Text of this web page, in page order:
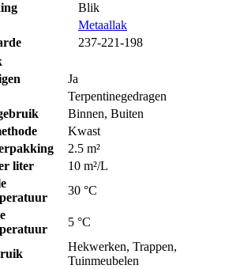
Blik
Metaallak
237-221-198
Ja
Terpentinegedragen
Binnen, Buiten
Kwast
2.5 m²
liter
10 m²/L
30 °C
5 °C
Hekwerken, Trappen,
Tuinmeubelen